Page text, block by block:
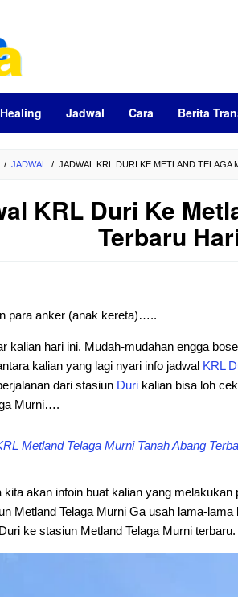
Healing Jadwal Cara Berita
/ JADWAL / JADWAL KRL DURI KE METLAND TELAGA
KRL Duri Ke
Terbaru
para anker (anak kereta)…..
kalian hari ini. Mudah-mudahan engga
kalian yang lagi nyari info jadwal KRL
dari stasiun Duri kalian bisa loh
Murni….
Metland Telaga Murni Tanah Abang
kita akan infoin buat kalian yang
Metland Telaga Murni Ga usah lama-
ke stasiun Metland Telaga Murni terbaru.